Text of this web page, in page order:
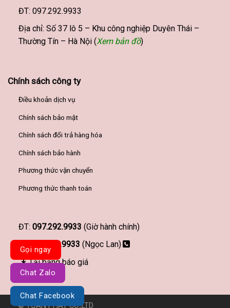
ĐT: 097.292.9933
Địa chỉ: Số 37 lô 5 – Khu công nghiệp Duyên Thái –
Thường Tín – Hà Nội (Xem bản đồ)
Chính sách công ty
Điều khoản dịch vụ
Chính sách bảo mật
Chính sách đổi trả hàng hóa
Chính sách bảo hành
Phương thức vận chuyển
Phương thức thanh toán
ĐT: 097.292.9933 (Giờ hành chính)
097.292.9933 (Ngọc Lan)
Tải bảng báo giá
© TOÀN PHÁT CO.,LTD
Gọi ngay
Chat Zalo
Chat Facebook